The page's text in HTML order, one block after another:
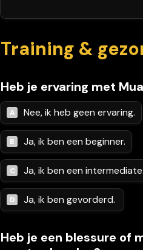
Training &
Heb je ervaring met
A Nee, ik heb geen ervaring.
B Ja, ik ben een beginner.
C Ja, ik ben een intermediate.
D
Heb je een blessure of